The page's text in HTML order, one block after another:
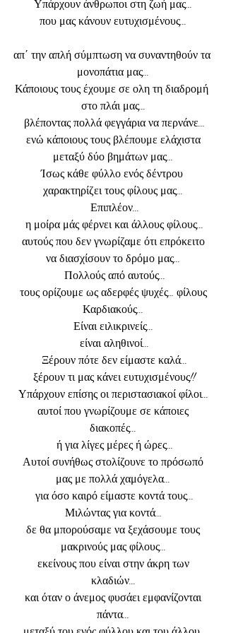
Υπάρχουν άνθρωποι στη ζωή μας...
που μας κάνουν ευτυχισμένους...
απ΄ την απλή σύμπτωση να συναντηθούν τα
μονοπάτια μας...
Κάποιους τους έχουμε σε ολη τη διαδρομή
στο πλάι μας...
βλέποντας πολλά φεγγάρια να περνάνε...
μεταξύ δύο βημάτων μας...
Ίσως κάθε φύλλο ενός δέντρου
χαρακτηρίζει τους φίλους μας...
Επιπλέον...
η μοίρα μάς φέρνει και άλλους φίλους...
να διασχίσουν το δρόμο μας...
Πολλούς από αυτούς...
Καρδιακούς...
Είναι ειλικρινείς...
είναι αληθινοί...
Ξέρουν πότε δεν είμαστε καλά...
ξέρουν τι μας κάνει ευτυχισμένους!!
Υπάρχουν επίσης οι περιστασιακοί φίλοι...
διακοπές...
ή για λίγες μέρες ή ώρες...
μας με πολλά χαμόγελα...
για όσο καιρό είμαστε κοντά τους...
Μιλώντας για κοντά...
μακρινούς μας φίλους...
κλαδιών...
πάντα...